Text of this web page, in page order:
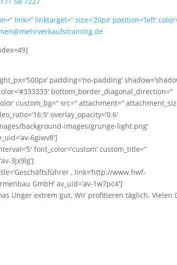
link=“ linktarget=“ size=’20px‘ position=’left‘
padding=’no-padding‘
bottom_border_diagonal_direction=“
custom_bg=“ src=“ attachment=“
overlay_opacity=’0.6′
background-images/grunge-light.png‘
6giwv8′]
font_color=’custom‘ custom_title=“
3jx9lg‘]
‚ link=’http://www.hwf-
GmbH‘ av_uid=’av-1w7pc4′]
Unger extrem gut. Wir profitieren täglich. Vielen